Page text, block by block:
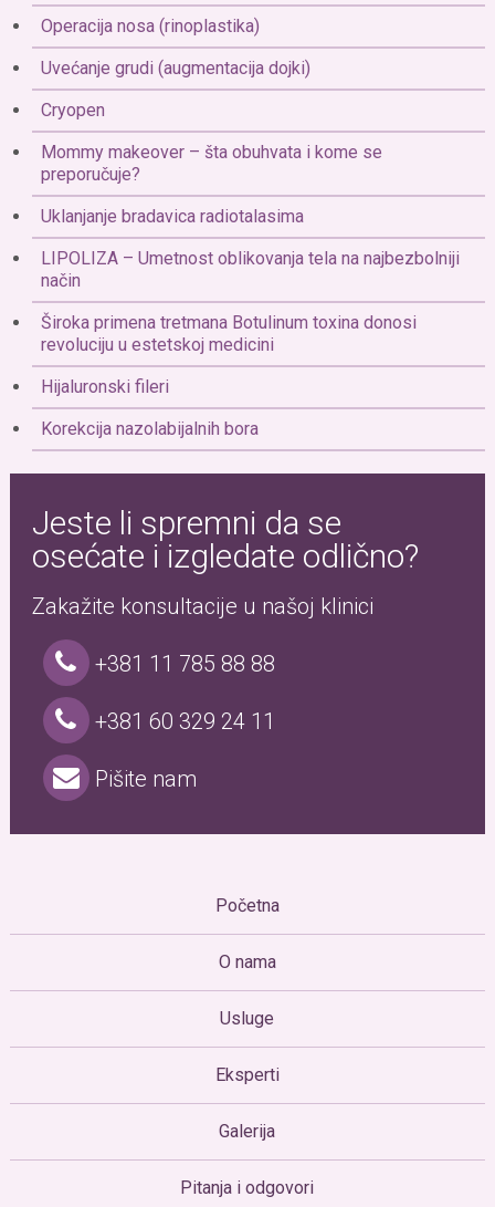
Operacija nosa (rinoplastika)
Uvećanje grudi (augmentacija dojki)
Cryopen
Mommy makeover – šta obuhvata i kome se
preporučuje?
Uklanjanje bradavica radiotalasima
LIPOLIZA – Umetnost oblikovanja tela na najbezbolniji
način
Široka primena tretmana Botulinum toxina donosi
revoluciju u estetskoj medicini
Hijaluronski fileri
Korekcija nazolabijalnih bora
Jeste li spremni da se
osećate i izgledate odlično?
Zakažite konsultacije u našoj klinici
+381 11 785 88 88
+381 60 329 24 11
Pišite nam
Početna
O nama
Usluge
Eksperti
Galerija
Pitanja i odgovori